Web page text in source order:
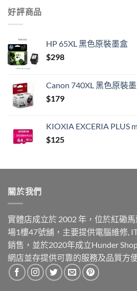
好評商品
HP 65XL 黑色原裝墨盒
$298
Canon 740XL 黑色原裝
$179
KIOXIA EXCERIA PLUS
$125
關於我們
實體店成立於 2002 年，位於紅磡
場1樓47號舖，主要提供電腦維修,
銷售，並於2020年成立Hunder
網店並存提供可靠的服務及品質方